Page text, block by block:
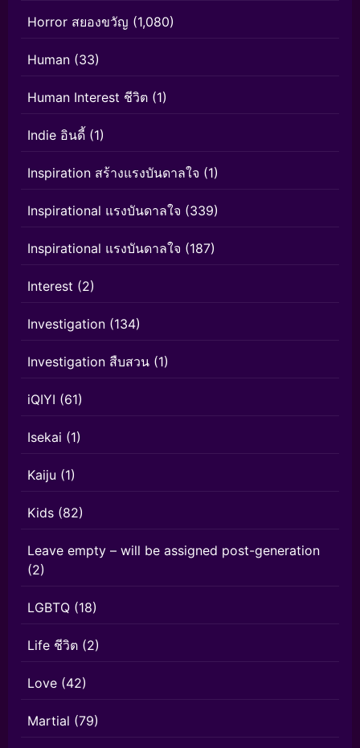
Horror สยองขวัญ (1,080)
Human (33)
Human Interest ชีวิต (1)
Indie อินดี้ (1)
Inspiration สร้างแรงบันดาลใจ (1)
Inspirational แรงบันดาลใจ (339)
Inspirational แรงบันดาลใจ (187)
Interest (2)
Investigation (134)
Investigation สืบสวน (1)
iQIYI (61)
Isekai (1)
Kaiju (1)
Kids (82)
Leave empty – will be assigned post-generation
(2)
LGBTQ (18)
Life ชีวิต (2)
Love (42)
Martial (79)